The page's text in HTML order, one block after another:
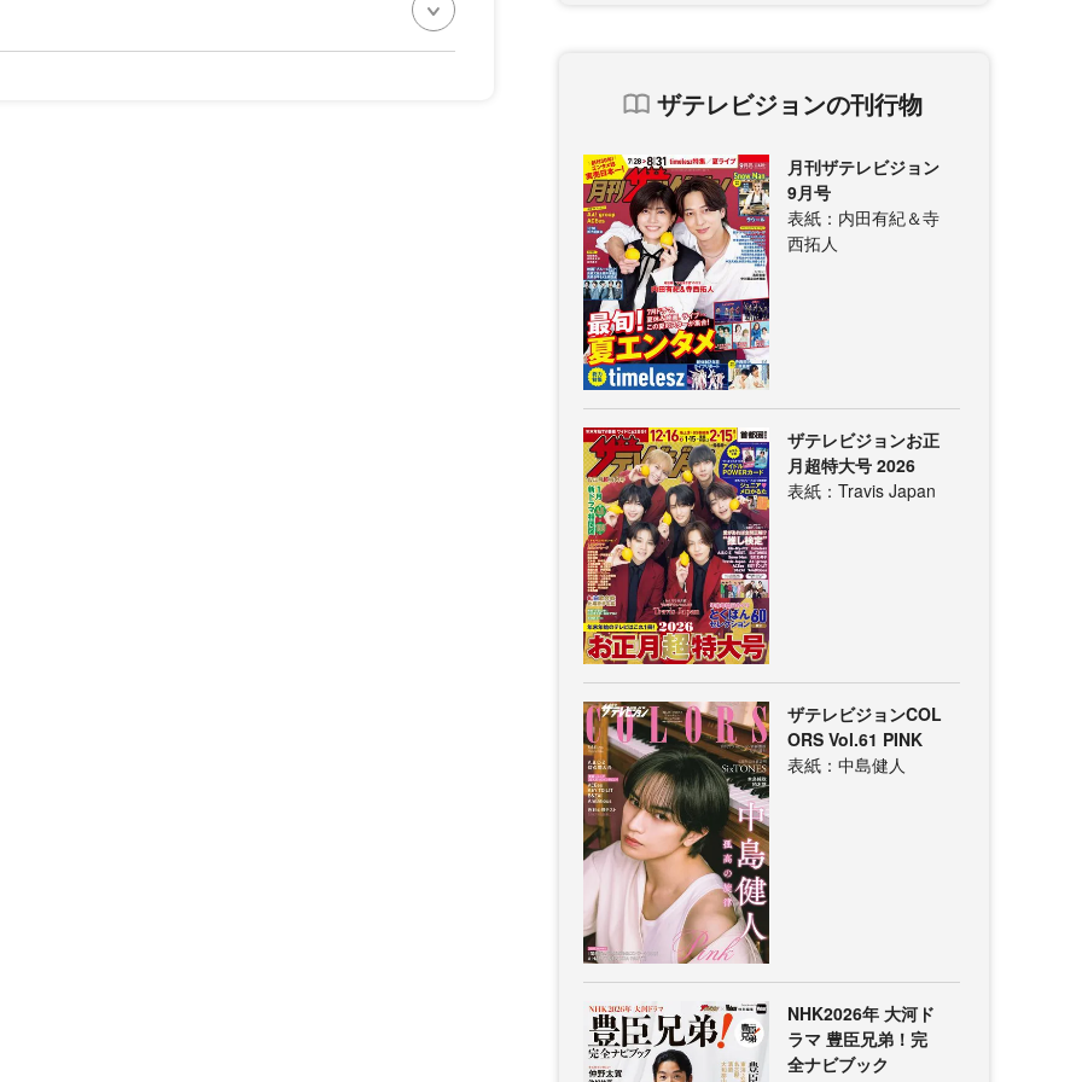
ザテレビジョンの刊行物
月刊ザテレビジョン
9月号
表紙：内田有紀＆寺
西拓人
ザテレビジョンお正
月超特大号 2026
表紙：Travis Japan
ザテレビジョンCOL
ORS Vol.61 PINK
表紙：中島健人
NHK2026年 大河ド
ラマ 豊臣兄弟！完
全ナビブック